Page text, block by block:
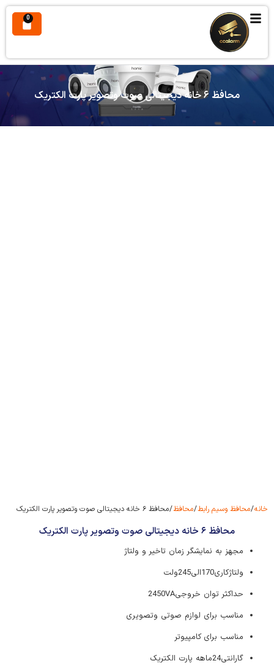
0
محافظ ۶ خانه دیجیتالی صوت وتصویر پارت الکتریک
خانه/محافظ وسیم رابط/محافظ/ محافظ ۶ خانه دیجیتالی صوت وتصویر پارت الکتریک
محافظ ۶ خانه دیجیتالی صوت وتصویر پارت الکتریک
مجهز به نمایشگر زمان تاخیر و ولتاژ
ولتاژکاری170الی245ولت
حداکثر توان خروجی2450VA
مناسب برای لوازم صوتی وتصویری
مناسب برای کامپیوتر
گارانتی24ماهه پارت الکتریک